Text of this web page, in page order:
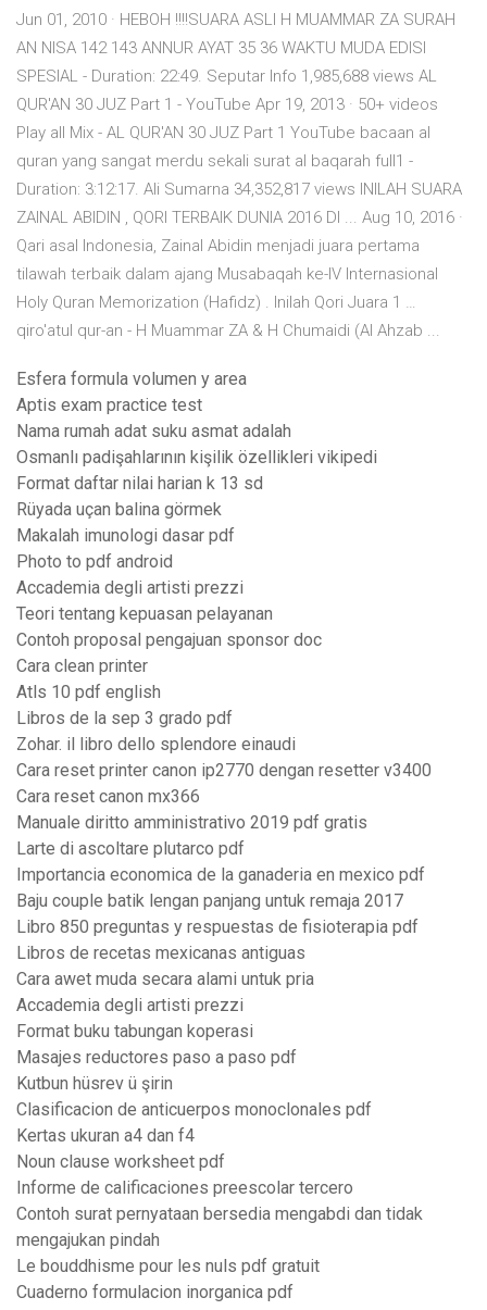
Jun 01, 2010 · HEBOH !!!!SUARA ASLI H MUAMMAR ZA SURAH
AN NISA 142 143 ANNUR AYAT 35 36 WAKTU MUDA EDISI
SPESIAL - Duration: 22:49. Seputar Info 1,985,688 views AL
QUR'AN 30 JUZ Part 1 - YouTube Apr 19, 2013 · 50+ videos
Play all Mix - AL QUR'AN 30 JUZ Part 1 YouTube bacaan al
quran yang sangat merdu sekali surat al baqarah full1 -
Duration: 3:12:17. Ali Sumarna 34,352,817 views INILAH SUARA
ZAINAL ABIDIN , QORI TERBAIK DUNIA 2016 DI ... Aug 10, 2016 ·
Qari asal Indonesia, Zainal Abidin menjadi juara pertama
tilawah terbaik dalam ajang Musabaqah ke-IV Internasional
Holy Quran Memorization (Hafidz) . Inilah Qori Juara 1 …
qiro'atul qur-an - H Muammar ZA & H Chumaidi (Al Ahzab ...
Esfera formula volumen y area
Aptis exam practice test
Nama rumah adat suku asmat adalah
Osmanlı padişahlarının kişilik özellikleri vikipedi
Format daftar nilai harian k 13 sd
Rüyada uçan balina görmek
Makalah imunologi dasar pdf
Photo to pdf android
Accademia degli artisti prezzi
Teori tentang kepuasan pelayanan
Contoh proposal pengajuan sponsor doc
Cara clean printer
Atls 10 pdf english
Libros de la sep 3 grado pdf
Zohar. il libro dello splendore einaudi
Cara reset printer canon ip2770 dengan resetter v3400
Cara reset canon mx366
Manuale diritto amministrativo 2019 pdf gratis
Larte di ascoltare plutarco pdf
Importancia economica de la ganaderia en mexico pdf
Baju couple batik lengan panjang untuk remaja 2017
Libro 850 preguntas y respuestas de fisioterapia pdf
Libros de recetas mexicanas antiguas
Cara awet muda secara alami untuk pria
Accademia degli artisti prezzi
Format buku tabungan koperasi
Masajes reductores paso a paso pdf
Kutbun hüsrev ü şirin
Clasificacion de anticuerpos monoclonales pdf
Kertas ukuran a4 dan f4
Noun clause worksheet pdf
Informe de calificaciones preescolar tercero
Contoh surat pernyataan bersedia mengabdi dan tidak
mengajukan pindah
Le bouddhisme pour les nuls pdf gratuit
Cuaderno formulacion inorganica pdf